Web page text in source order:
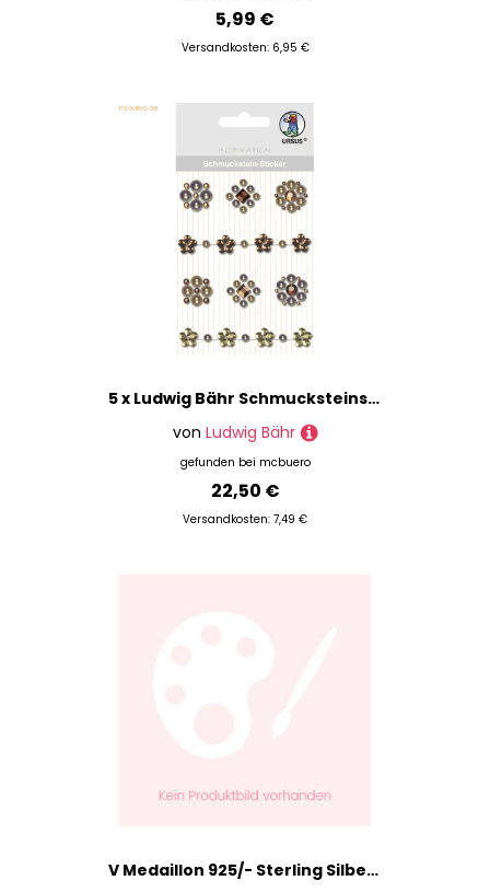
5,99 €
Versandkosten: 6,95 €
5 x Ludwig Bähr Schmucksteinsticker Medaillons VE=8 Stück braun
von Ludwig Bähr
gefunden bei mcbuero
22,50 €
Versandkosten: 7,49 €
V Medaillon 925/- Sterling Silber Zirkonia Weiß 2,9Cm Matt/Glanz